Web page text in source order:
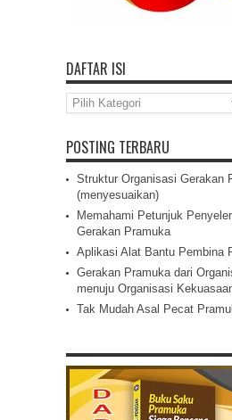
DAFTAR ISI
Daftar
Isi
POSTING TERBARU
Struktur Organisasi Gerakan
(menyesuaikan)
Memahami Petunjuk
Gerakan Pramuka
Aplikasi Alat Bantu Pembina
Gerakan Pramuka dari
menuju Organisasi
Tak Mudah Asal Pecat